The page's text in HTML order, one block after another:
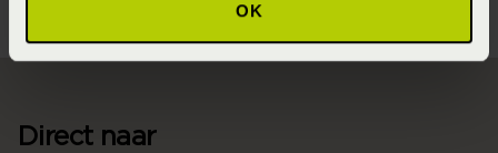
OK
Direct naar